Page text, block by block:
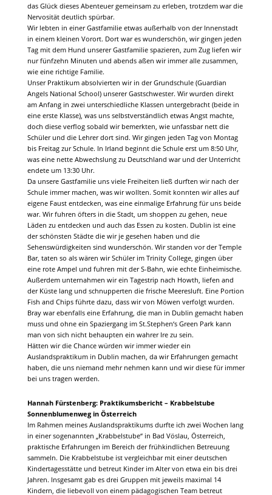
das Glück dieses Abenteuer gemeinsam zu erleben, trotzdem war die
Nervosität deutlich spürbar.
Wir lebten in einer Gastfamilie etwas außerhalb von der Innenstadt
in einem kleinen Vorort. Dort war es wunderschön, wir gingen jeden
Tag mit dem Hund unserer Gastfamilie spazieren, zum Zug liefen wir
nur fünfzehn Minuten und abends aßen wir immer alle zusammen,
wie eine richtige Familie.
Unser Praktikum absolvierten wir in der Grundschule (Guardian
Angels National School) unserer Gastschwester. Wir wurden direkt
am Anfang in zwei unterschiedliche Klassen untergebracht (beide in
eine erste Klasse), was uns selbstverständlich etwas Angst machte,
doch diese verflog sobald wir bemerkten, wie unfassbar nett die
Schüler und die Lehrer dort sind. Wir gingen jeden Tag von Montag
bis Freitag zur Schule. In Irland beginnt die Schule erst um 8:50 Uhr,
was eine nette Abwechslung zu Deutschland war und der Unterricht
endete um 13:30 Uhr.
Da unsere Gastfamilie uns viele Freiheiten ließ durften wir nach der
Schule immer machen, was wir wollten. Somit konnten wir alles auf
eigene Faust entdecken, was eine einmalige Erfahrung für uns beide
war. Wir fuhren öfters in die Stadt, um shoppen zu gehen, neue
Läden zu entdecken und auch das Essen zu kosten. Dublin ist eine
der schönsten Städte die wir je gesehen haben und die
Sehenswürdigkeiten sind wunderschön. Wir standen vor der Temple
Bar, taten so als wären wir Schüler im Trinity College, gingen über
eine rote Ampel und fuhren mit der S-Bahn, wie echte Einheimische.
Außerdem unternahmen wir ein Tagestrip nach Howth, liefen and
der Küste lang und schnupperten die frische Meeresluft. Eine Portion
Fish and Chips führte dazu, dass wir von Möwen verfolgt wurden.
Bray war ebenfalls eine Erfahrung, die man in Dublin gemacht haben
muss und ohne ein Spaziergang im St.Stephen‘s Green Park kann
man von sich nicht behaupten ein wahrer Ire zu sein.
Hätten wir die Chance würden wir immer wieder ein
Auslandspraktikum in Dublin machen, da wir Erfahrungen gemacht
haben, die uns niemand mehr nehmen kann und wir diese für immer
bei uns tragen werden.
Hannah Fürstenberg: Praktikumsbericht – Krabbelstube
Sonnenblumenweg in Österreich
Im Rahmen meines Auslandspraktikums durfte ich zwei Wochen lang
in einer sogenannten „Krabbelstube“ in Bad Vöslau, Österreich,
praktische Erfahrungen im Bereich der frühkindlichen Betreuung
sammeln. Die Krabbelstube ist vergleichbar mit einer deutschen
Kindertagesstätte und betreut Kinder im Alter von etwa ein bis drei
Jahren. Insgesamt gab es drei Gruppen mit jeweils maximal 14
Kindern, die liebevoll von einem pädagogischen Team betreut